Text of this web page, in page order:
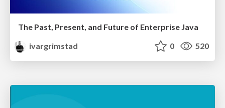
The Past, Present, and Future of Enterprise Java
ivargrimstad
0 520